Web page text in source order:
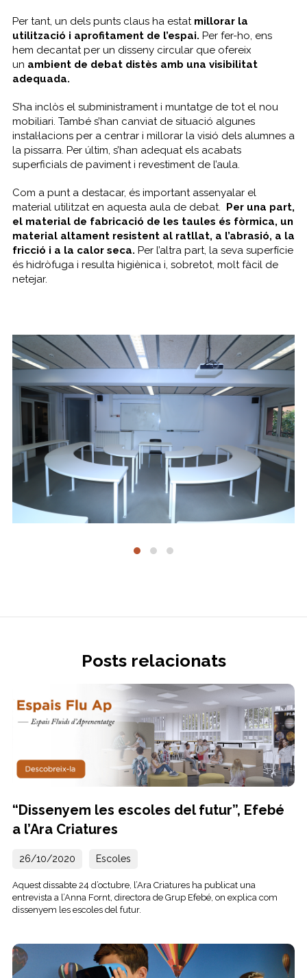
Per tant, un dels punts claus ha estat millorar la
utilització i aprofitament de l’espai. Per fer-ho, ens
hem decantat per un disseny circular que ofereix
un ambient de debat distès amb una visibilitat
adequada.
S’ha inclòs el subministrament i muntatge de tot el nou
mobiliari. També s’han canviat de situació algunes
instal·lacions per a centrar i millorar la visió dels alumnes a
la pissarra. Per últim, s’han adequat els acabats
superficials de paviment i revestiment de l’aula.
Com a punt a destacar, és important assenyalar el
material utilitzat en aquesta aula de debat. Per una part,
el material de fabricació de les taules és fòrmica, un
material altament resistent al ratllat, a l’abrasió, a la
fricció i a la calor seca. Per l’altra part, la seva superfície
és hidròfuga i resulta higiènica i, sobretot, molt fàcil de
netejar.
Posts relacionats
“Dissenyem les escoles del futur”, Efebé
a l’Ara Criatures
26/10/2020 Escoles
Aquest dissabte 24 d’octubre, l’Ara Criatures ha publicat una
entrevista a l’Anna Fornt, directora de Grup Efebé, on explica com
dissenyem les escoles del futur.